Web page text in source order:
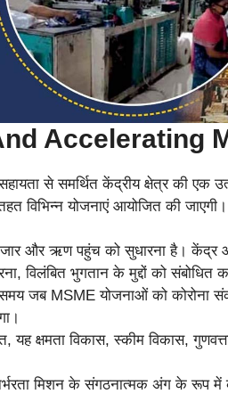
Accelerating
से समर्थित केंद्रीय क्षेत्र की
विभिन्न योजनाएं आयोजित की
और ऋण पहुंच को सुधारना है। केंद्र
विलंबित भुगतान के मुद्दों को
जब MSME योजनाओं को कोरोना
यह क्षमता विकास, स्कीम विकास,
मिशन के संगठनात्मक अंग के रूप में